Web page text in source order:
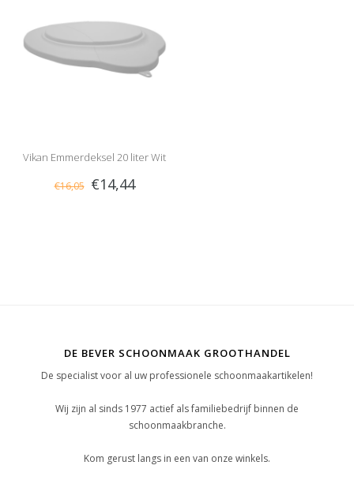
Vikan Emmerdeksel 20 liter Wit
€16,05 €14,44
DE BEVER SCHOONMAAK GROOTHANDEL
De specialist voor al uw professionele schoonmaakartikelen!
Wij zijn al sinds 1977 actief als familiebedrijf binnen de
schoonmaakbranche.
Kom gerust langs in een van onze winkels.